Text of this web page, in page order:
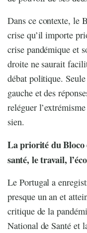
Dans ce contexte, le
crise qu’il importe
crise pandémique et
droite ne saurait
débat politique.
gauche et des
reléguer
sien.
La priorité du Bloco
santé, le travail,
Le Portugal a
presque un an et
critique de la
National de Santé et